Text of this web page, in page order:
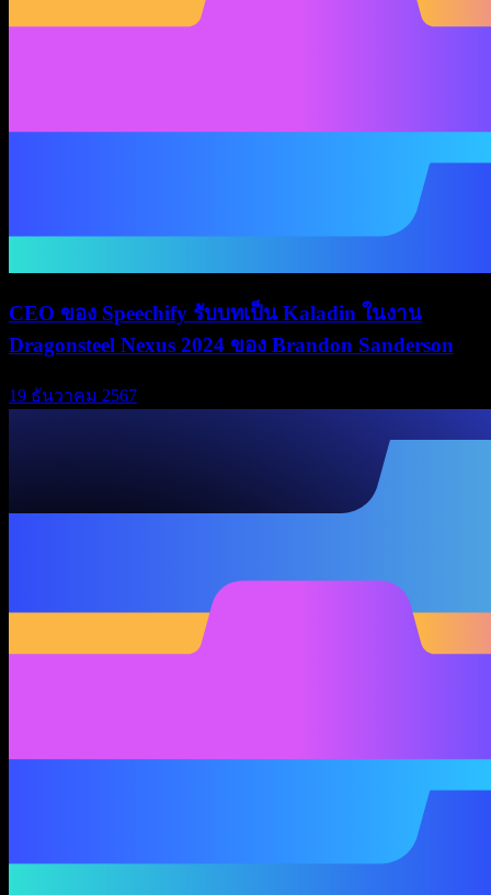
CEO ของ Speechify รับบทเป็น Kaladin ในงาน
Dragonsteel Nexus 2024 ของ Brandon Sanderson
19 ธันวาคม 2567